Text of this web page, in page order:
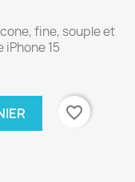
fine, souple et
15
favorite_border